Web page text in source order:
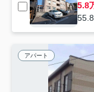
5.8
アパート